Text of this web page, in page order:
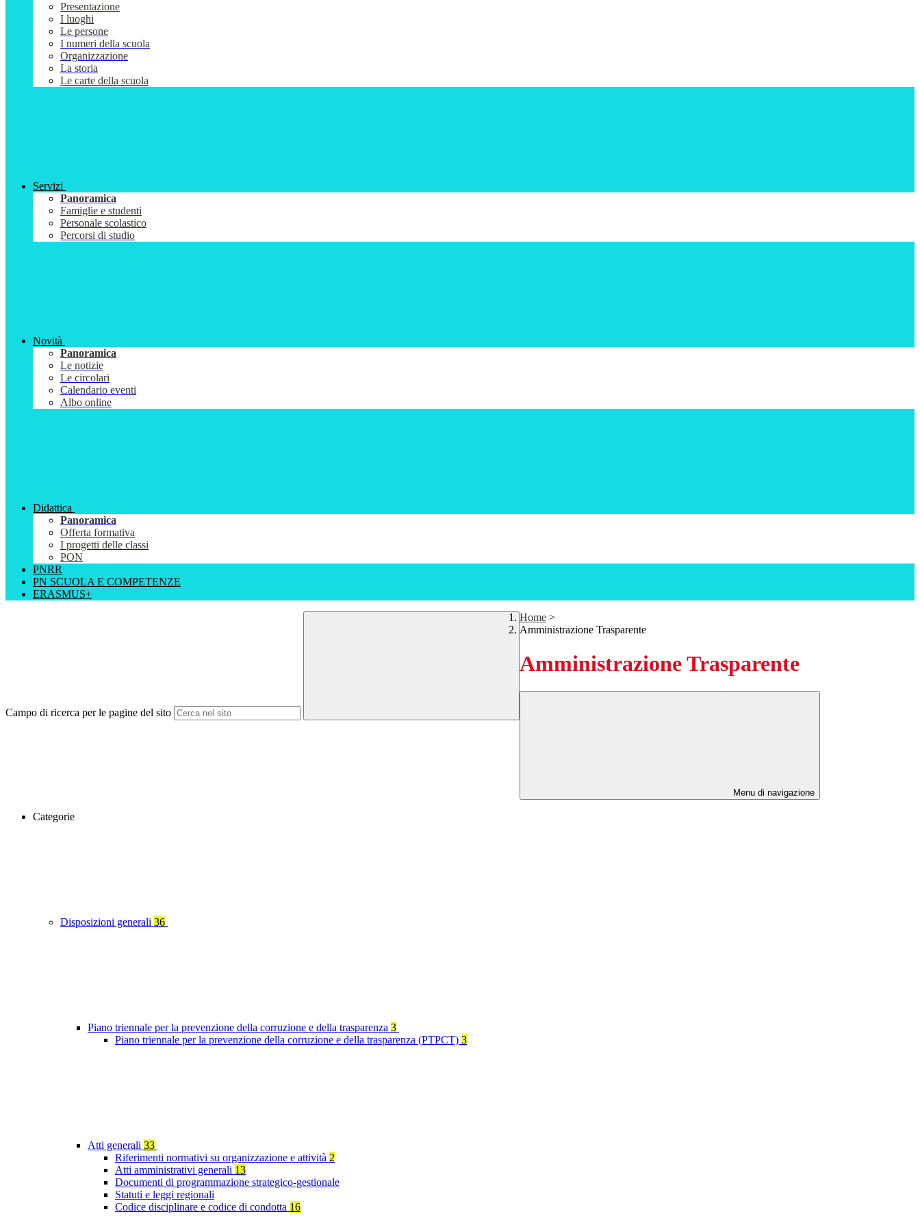
Presentazione
I luoghi
Le persone
I numeri della scuola
Organizzazione
La storia
Le carte della scuola
Servizi
Panoramica
Famiglie e studenti
Personale scolastico
Percorsi di studio
Novità
Panoramica
Le notizie
Le circolari
Calendario eventi
Albo online
Didattica
Panoramica
Offerta formativa
I progetti delle classi
PON
PNRR
PN SCUOLA E COMPETENZE
ERASMUS+
Campo di ricerca per le pagine del sito
Home >
Amministrazione Trasparente
Amministrazione Trasparente
Menu di navigazione
Categorie
Disposizioni generali 36
Piano triennale per la prevenzione della corruzione e della trasparenza 3
Piano triennale per la prevenzione della corruzione e della trasparenza (PTPCT) 3
Atti generali 33
Riferimenti normativi su organizzazione e attività 2
Atti amministrativi generali 13
Documenti di programmazione strategico-gestionale
Statuti e leggi regionali
Codice disciplinare e codice di condotta 16